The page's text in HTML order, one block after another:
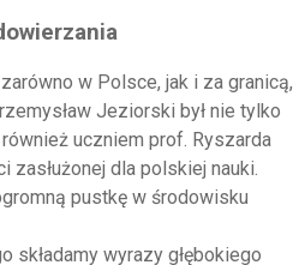
w Polsce, jak i za granicą,
Jeziorski był nie tylko
uczniem prof. Ryszarda
dla polskiej nauki.
pustkę w środowisku
składamy wyrazy głębokiego